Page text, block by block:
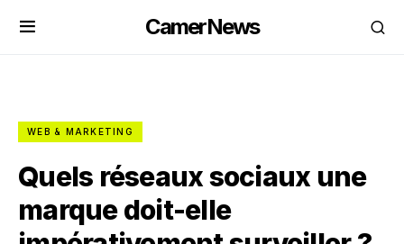
CamerNews
WEB & MARKETING
Quels réseaux sociaux une
marque doit-elle